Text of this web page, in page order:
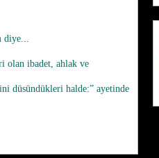
diye...
olan ibadet, ahlak ve
düsündükleri halde:” ayetinde